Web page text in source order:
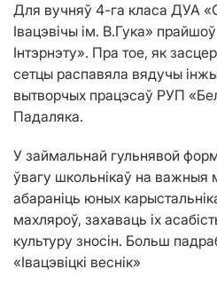
Для вучняў 4-га класа ДУА
Івацэвічы ім. В.Гука»
Інтэрнэту». Пра тое, як
сетцы распавяла вядучы
вытворчых працэсаў РУП
Падаляка.
У займальнай гульнявой
ўвагу школьнікаў на важныя
абараніць юных
махляроў, захаваць іх
культуру зносін. Больш
«Івацэвіцкі веснік»